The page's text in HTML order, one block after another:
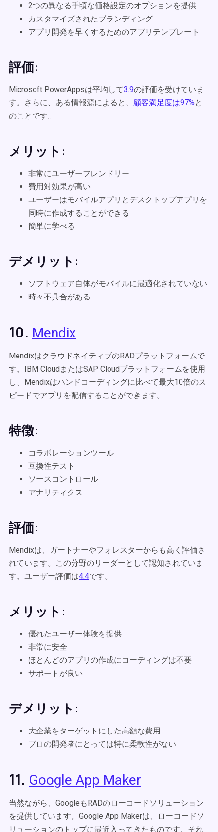
2つの異なる手頃な価格設定のオプションを提供
カスタマイズされたブランディング
アプリ開発を早くするためのアプリテンプレート
評価:
Microsoft PowerAppsは平均して3.9の評価を受けていま
す。さらに、ある情報源によると、 顧客満足度は97%と
のことです。
メリット:
非常にユーザーフレンドリー
費用対効果が高い
ユーザーはモバイルアプリとデスクトップアプリを
同時に作成することができる
簡単に学べる
デメリット:
ソフトウェア自体がモバイルに最適化されていない
時々不具合がある
10. Mendix
MendixはクラウドネイティブのRADプラットフォームで
す。IBM CloudまたはSAP Cloudプラットフォームを使用
し、Mendixはハンドコーディングに比べて最大10倍のス
ピードでアプリを配信することができます。
特徴:
コラボレーションツール
互換性テスト
ソースコントロール
アナリティクス
評価:
Mendixは、ガートナーやフォレスターからも高く評価さ
れています。この分野のリーダーとして認知されていま
す。ユーザー評価は4.4です。
メリット:
優れたユーザー体験を提供
非常に安全
ほとんどのアプリの作成にコーディングは不要
サポートが良い
デメリット:
大企業をターゲットにした高額な費用
プロの開発者にとっては特に柔軟性がない
11. Google App Maker
当然ながら、GoogleもRADのローコードソリューション
を提供しています。Google App Makerは、ローコードソ
リューションのトップに最近入ってきたものです。それ